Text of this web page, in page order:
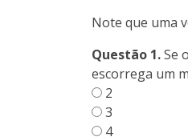
Note que uma
Questão 1.Se
escorrega um
2
3
4